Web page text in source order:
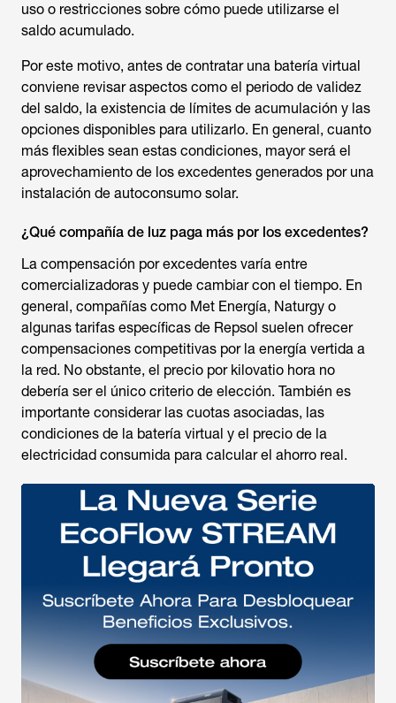
uso o restricciones sobre cómo puede utilizarse el
saldo acumulado.
Por este motivo, antes de contratar una batería virtual
conviene revisar aspectos como el periodo de validez
del saldo, la existencia de límites de acumulación y las
opciones disponibles para utilizarlo. En general, cuanto
más flexibles sean estas condiciones, mayor será el
aprovechamiento de los excedentes generados por una
instalación de autoconsumo solar.
¿Qué compañía de luz paga más por los excedentes?
La compensación por excedentes varía entre
comercializadoras y puede cambiar con el tiempo. En
general, compañías como Met Energía, Naturgy o
algunas tarifas específicas de Repsol suelen ofrecer
compensaciones competitivas por la energía vertida a
la red. No obstante, el precio por kilovatio hora no
debería ser el único criterio de elección. También es
importante considerar las cuotas asociadas, las
condiciones de la batería virtual y el precio de la
electricidad consumida para calcular el ahorro real.